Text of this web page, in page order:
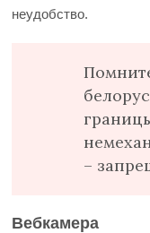
неудобство.
–
Вебкамера